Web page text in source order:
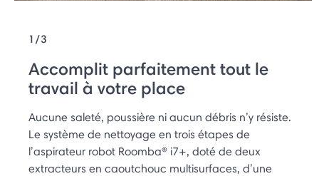
1/3
Accomplit parfaitement tout le
travail à votre place
Aucune saleté, poussière ni aucun débris n’y résiste.
Le système de nettoyage en trois étapes de
l’aspirateur robot Roomba® i7+, doté de deux
extracteurs en caoutchouc multisurfaces, d’une